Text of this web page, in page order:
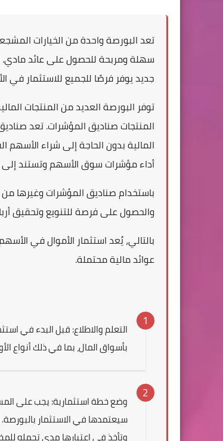
تعد البورصة واحدة من الخيارات
سهلة ومربحة للحصول على عائد مادي.
جديد يوفر فرصًا للجميع للاستثمار في
توفر البورصة العديد من المنتجات
المنتجات صناديق المؤشرات. تعد
المالية بدون الحاجة إلى شراء الأسهم
أداء مؤشرات سوق الأسهم وتستند إلى
باستخدام صناديق المؤشرات وغيرها من
والحصول على فرصة للتنويع وتحقيق
بالتالي، يُعد استثمار الأموال في
عوائد مالية محتملة.
التعلم والاطلاع: قبل البدء في
بأسواق المال، بما في ذلك أنواع
وضع خطة استثمارية: يجب على
سيعتمدها في الاستثمار
وتأخذ في اعتبارها مدى تحمله